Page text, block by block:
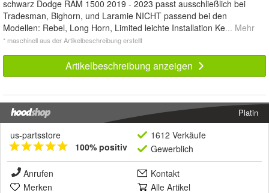
schwarz Dodge RAM 1500 2019 - 2023 passt ausschließlich bei
Tradesman, Bighorn, und Laramie NICHT passend bei den
Modellen: Rebel, Long Horn, Limited leichte Installation Ke... Mehr
* maschinell aus der Artikelbeschreibung erstellt
Artikelbeschreibung anzeigen
Platin
us-partsstore
100% positiv
1612 Verkäufe
Gewerblich
Anrufen
Kontakt
Merken
Alle Artikel